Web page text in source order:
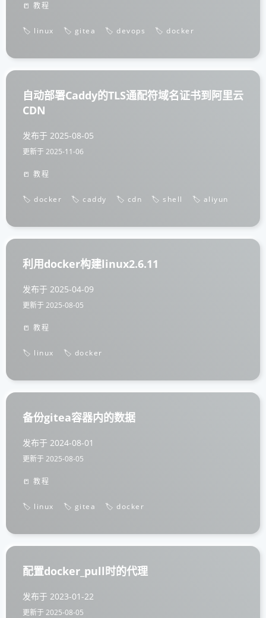
📒 教程
🏷️ linux 🏷️ gitea 🏷️ devops 🏷️ docker
自动部署Caddy的TLS通配符域名证书到阿里云
CDN
发布于 2025-08-05
更新于2025-11-06
📒 教程
🏷️ docker 🏷️ caddy 🏷️ cdn 🏷️ shell 🏷️ aliyun
利用docker构建linux2.6.11
发布于 2025-04-09
更新于2025-08-05
📒 教程
🏷️ linux 🏷️ docker
备份gitea容器内的数据
发布于 2024-08-01
更新于2025-08-05
📒 教程
🏷️ linux 🏷️ gitea 🏷️ docker
配置docker_pull时的代理
发布于 2023-01-22
更新于2025-08-05